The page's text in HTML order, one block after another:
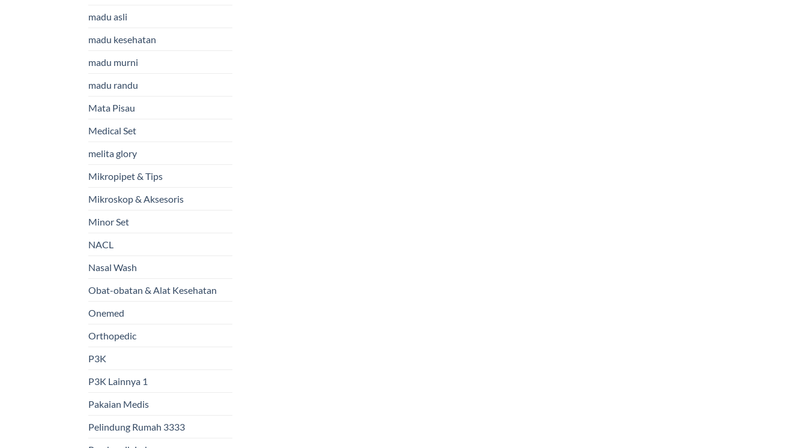
madu asli
madu kesehatan
madu murni
madu randu
Mata Pisau
Medical Set
melita glory
Mikropipet & Tips
Mikroskop & Aksesoris
Minor Set
NACL
Nasal Wash
Obat-obatan & Alat Kesehatan
Onemed
Orthopedic
P3K
P3K Lainnya 1
Pakaian Medis
Pelindung Rumah 3333